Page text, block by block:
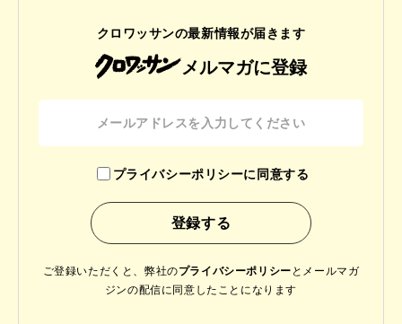
クロワッサンの最新情報が届きます
メルマガに登録
プライバシーポリシーに同意する
ご登録いただくと、弊社のプライバシーポリシー と メールマガ
ジンの配信に同意したことになります